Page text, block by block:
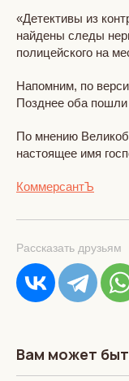
«Детективы из
найдены следы
полицейского на
Напомним, по
Позднее оба
По мнению
настоящее имя
КоммерсантЪ
Рассказать друзьям
Вам может